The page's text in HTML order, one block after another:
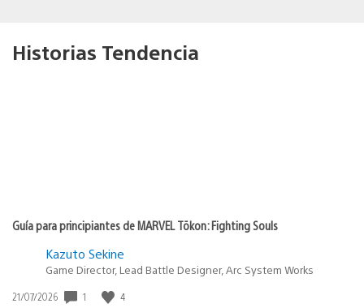
Historias Tendencia
Guía para principiantes de MARVEL Tōkon: Fighting Souls
Kazuto Sekine
Game Director, Lead Battle Designer, Arc System Works
Fecha
21/07/2026 1 4